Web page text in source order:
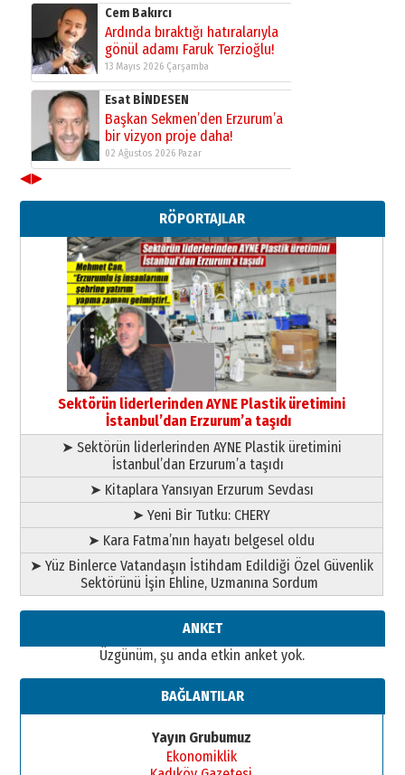
Cem Bakırcı
Ardında bıraktığı hatıralarıyla
gönül adamı Faruk Terzioğlu!
13 Mayıs 2026 Çarşamba
Esat BİNDESEN
Başkan Sekmen’den Erzurum’a
bir vizyon proje daha!
02 Ağustos 2026 Pazar
Erzurumspor’un köşe taşları
29 Haziran 2026 Pazartesi
Kenan GÜLERCİ
Murat Şahsuvaroğlu ERKON’da
çıtayı yukarı taşırken,
yönetimdekiler aşağı
çekmemeli!
17 Şubat 2026 Salı Orhan BOZKURT
Bir fotoğraf, bir şehir, bir
gazeteci… Dizginler kimin
elinde?
A. Berhan Yılmaz
BİR BÖLÜM DEĞİL, BİR ÖMÜR
SEÇİYORSUNUZ… “NEDEN
ATATÜRK ÜNİVERSİTESİ?”
28 Temmuz 2026 Salı
Ahmet Gökhan YAZICI
Ahmed Yesevi’den bir Alperen…
”Reisimiz” idi… Hakka yürüdü.!
26 Mart 2026 Perşembe
gönül adamı Faruk Terzioğlu!
Başkan Sekmen’den Erzurum’a
bir vizyon proje daha!
02 Ağustos 2026 Pazar
◀▶
RÖPORTAJLAR
Sektörün liderlerinden AYNE Plastik üretimini
İstanbul’dan Erzurum’a taşıdı
➤ Sektörün liderlerinden AYNE Plastik üretimini
İstanbul’dan Erzurum’a taşıdı
➤ Kitaplara Yansıyan Erzurum Sevdası
➤ Yeni Bir Tutku: CHERY
➤ Kara Fatma’nın hayatı belgesel oldu
➤ Yüz Binlerce Vatandaşın İstihdam Edildiği Özel Güvenlik
Sektörünü İşin Ehline, Uzmanına Sordum
ANKET
Üzgünüm, şu anda etkin anket yok.
BAĞLANTILAR
Yayın Grubumuz
Ekonomiklik